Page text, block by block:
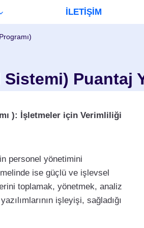
İLETİŞİM
Puantaj
): İşletmeler için Verimliliği
personel yönetimini
ise güçlü ve işlevsel
toplamak, yönetmek, analiz
işleyişi, sağladığı